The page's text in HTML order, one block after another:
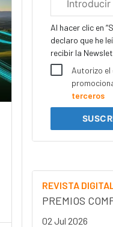
electrónico
Al hacer clic en
declaro que he
recibir la
Autorizo el
terceros
REVISTA
PREMIOS
02 Jul 2026